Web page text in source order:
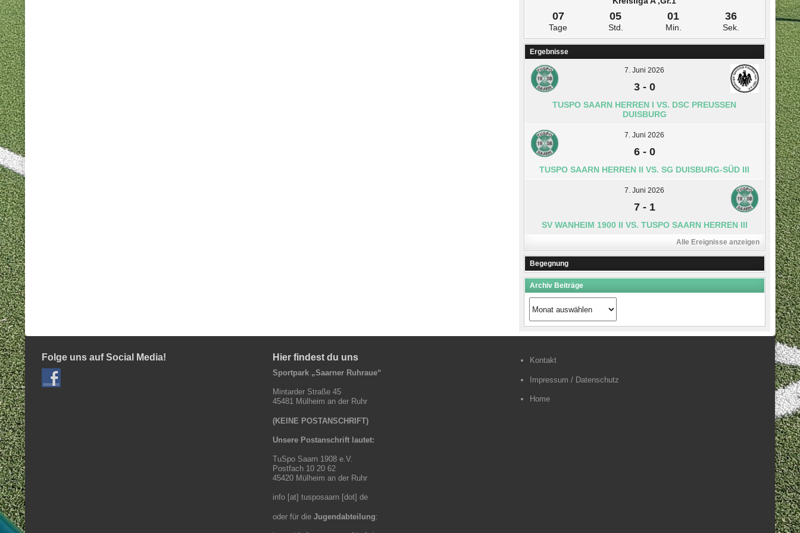
07
Tage
05
Std.
01
Min.
36
Sek.
Ergebnisse
7. Juni 2026
3- 0
TUSPO SAARN HERREN I VS. DSC PREUSSEN D
UISBURG
7. Juni 2026
6- 0
TUSPO SAARN HERREN II VS. SG DUISBURG-SÜD III
7. Juni 2026
7- 1
SV WANHEIM 1900 II VS. TUSPO SAARN HERREN III
Alle Ereignisse anzeigen
Begegnung
Archiv Beiträge
Archiv
Beiträge
Folge uns auf Social Media! Hier findest du uns
Sportpark „Saarner Ruhraue“
Mintarder Straße 45
45481 Mülheim an der Ruhr
(KEINE POSTANSCHRIFT)
Unsere Postanschrift lautet:
TuSpo Saarn 1908 e.V.
Postfach 10 20 62
45420 Mülheim an der Ruhr
info [at] tusposaarn [dot] de
oder für die Jugendabteilung:
Kontakt
Impressum / Datenschutz
Home